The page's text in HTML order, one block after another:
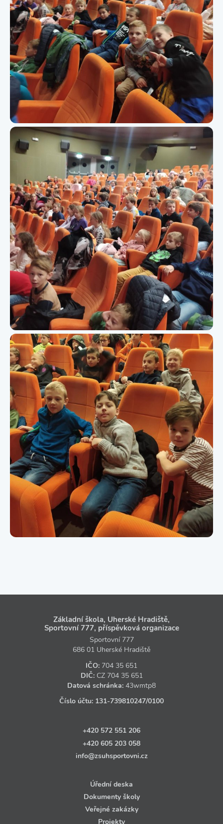
Základní škola, Uherské Hradiště,
Sportovní 777, příspěvková organizace
Sportovní 777
686 01 Uherské Hradiště
IČO: 704 35 651
DIČ: CZ 704 35 651
Datová schránka: 43wmtp8
Číslo účtu: 131‑739810247/0100
+420 572 551 206
+420 605 203 058
info@zsuhsportovni.cz
Úřední deska
Dokumenty školy
Veřejné zakázky
Projekty